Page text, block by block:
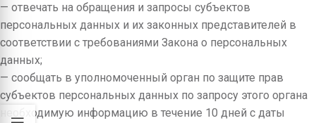
— отвечать на обращения и запросы субъектов
персональных данных и их законных представителей в
соответствии с требованиями Закона о персональных
данных;
— сообщать в уполномоченный орган по защите прав
субъектов персональных данных по запросу этого органа
необходимую информацию в течение 10 дней с даты